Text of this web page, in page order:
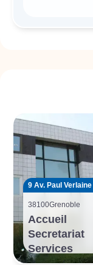
9 Av. Paul Verlaine
38100Grenoble
Accueil
Secretariat
Services